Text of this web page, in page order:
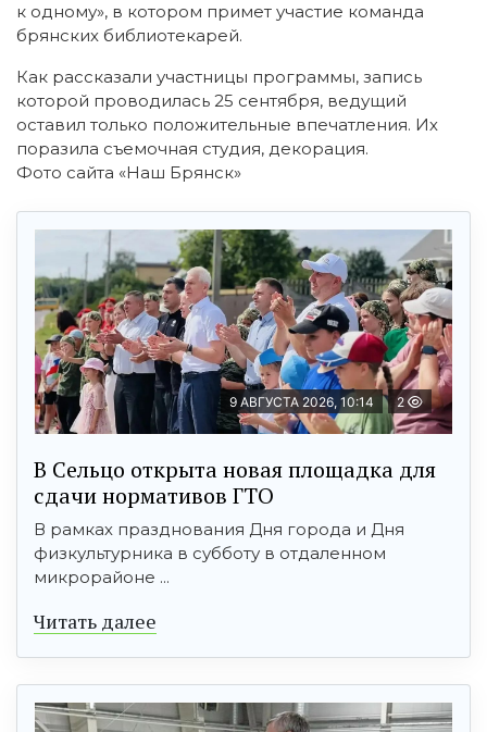
к одному», в котором примет участие команда
брянских библиотекарей.
Как рассказали участницы программы, запись
которой проводилась 25 сентября, ведущий
оставил только положительные впечатления. Их
поразила съемочная студия, декорация.
Фото сайта «Наш Брянск»
9 АВГУСТА 2026, 10:14 2
В Сельцо открыта новая площадка для
сдачи нормативов ГТО
В рамках празднования Дня города и Дня
физкультурника в субботу в отдаленном
микрорайоне ...
Читать далее